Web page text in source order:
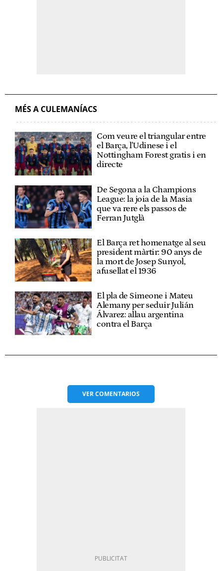
MÉS A CULEMANÍACS
Com veure el triangular entre
el Barça, l'Udinese i el
Nottingham Forest gratis i en
directe
De Segona a la Champions
League: la joia de la Masia
que va rere els passos de
Ferran Jutglà
El Barça ret homenatge al seu
president màrtir: 90 anys de
la mort de Josep Sunyol,
afusellat el 1936
El pla de Simeone i Mateu
Alemany per seduir Julián
Álvarez: allau argentina
contra el Barça
VERCOMENTARIOS